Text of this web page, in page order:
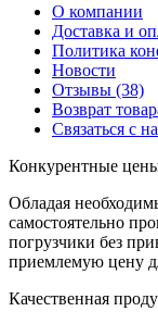
О компании
Доставка и
Политика
Новости
Отзывы (38)
Возврат
Связаться с
Конкурентные
Обладая
самостоятельно
погрузчики без
приемлемую цену
Качественная